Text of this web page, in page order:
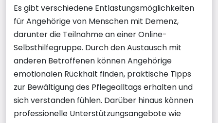
Es gibt verschiedene Entlastungsmöglichkeiten
für Angehörige von Menschen mit Demenz,
darunter die Teilnahme an einer Online-
Selbsthilfegruppe. Durch den Austausch mit
anderen Betroffenen können Angehörige
emotionalen Rückhalt finden, praktische Tipps
zur Bewältigung des Pflegealltags erhalten und
sich verstanden fühlen. Darüber hinaus können
professionelle Unterstützungsangebote wie